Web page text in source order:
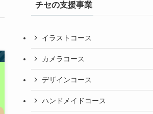
チセの支援事業
イラストコース
カメラコース
デザインコース
ハンドメイドコース